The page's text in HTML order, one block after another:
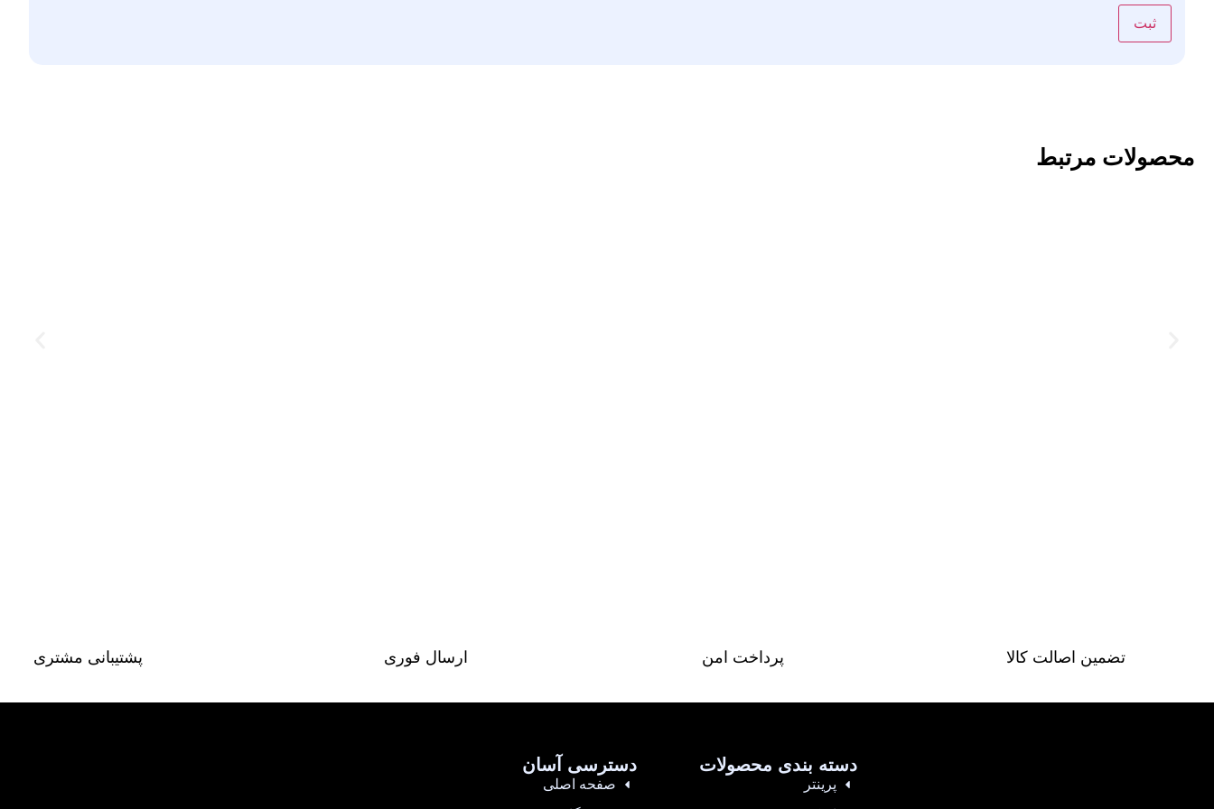
محصولات مرتبط
تضمین اصالت کالا پرداخت امن ارسال فوری پشتیبانی مشتری
دسترسی آسان
صفحه اصلی
دسته بندی محصولات
پرینتر